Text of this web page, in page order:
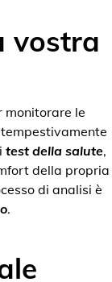
vostra
monitorare le
test della salute,
della propria
di analisi è
.